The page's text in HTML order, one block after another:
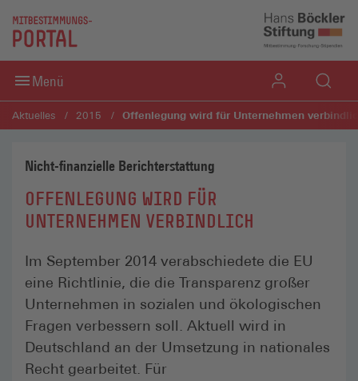
Direkt zum Inhaltsbereich
Direkt zum Fußbereich
Menü
Aktuelles 2015 Offenlegung wird für Unternehmen
Nicht-finanzielle Berichterstattung
OFFENLEGUNG WIRD FÜR
UNTERNEHMEN VERBINDLICH
Im September 2014 verabschiedete die EU
eine Richtlinie, die die Transparenz großer
Unternehmen in sozialen und ökologischen
Fragen verbessern soll. Aktuell wird in
Deutschland an der Umsetzung in nationales
Recht gearbeitet. Für